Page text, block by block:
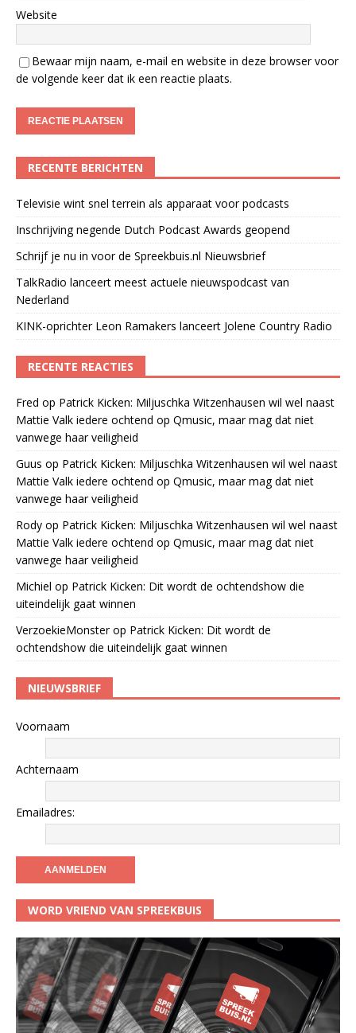
Website
Bewaar mijn naam, e-mail en website in deze browser voor
de volgende keer dat ik een reactie plaats.
RECENTE BERICHTEN
Televisie wint snel terrein als apparaat voor podcasts
Inschrijving negende Dutch Podcast Awards geopend
Schrijf je nu in voor de Spreekbuis.nl Nieuwsbrief
TalkRadio lanceert meest actuele nieuwspodcast van
Nederland
KINK-oprichter Leon Ramakers lanceert Jolene Country Radio
RECENTE REACTIES
Fred op Patrick Kicken: Miljuschka Witzenhausen wil wel naast
Mattie Valk iedere ochtend op Qmusic, maar mag dat niet
vanwege haar veiligheid
Guus op Patrick Kicken: Miljuschka Witzenhausen wil wel naast
Mattie Valk iedere ochtend op Qmusic, maar mag dat niet
vanwege haar veiligheid
Rody op Patrick Kicken: Miljuschka Witzenhausen wil wel naast
Mattie Valk iedere ochtend op Qmusic, maar mag dat niet
vanwege haar veiligheid
Michiel op Patrick Kicken: Dit wordt de ochtendshow die
uiteindelijk gaat winnen
VerzoekieMonsterop Patrick Kicken: Dit wordt de
ochtendshow die uiteindelijk gaat winnen
NIEUWSBRIEF
Voornaam
Achternaam
Emailadres:
WORD VRIEND VAN SPREEKBUIS